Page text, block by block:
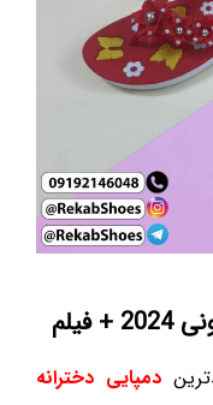
فیلم
دمپایی دخترانه